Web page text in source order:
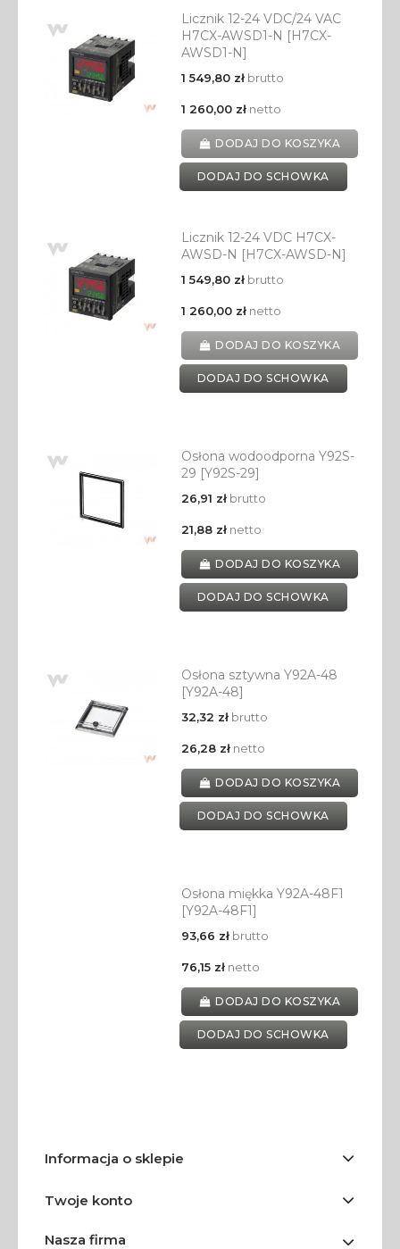
Licznik 12-24 VDC/24 VAC
H7CX-AWSD1-N [H7CX-
AWSD1-N]
1 549,80 złbrutto
1 260,00 złnetto
DODAJ DO KOSZYKA
DODAJ DO SCHOWKA
Licznik 12-24 VDC H7CX-
AWSD-N [H7CX-AWSD-N]
1 549,80 złbrutto
1 260,00 złnetto
DODAJ DO KOSZYKA
DODAJ DO SCHOWKA
Osłona wodoodporna Y92S-
29 [Y92S-29]
26,91 złbrutto
21,88 złnetto
DODAJ DO KOSZYKA
DODAJ DO SCHOWKA
Osłona sztywna Y92A-48
[Y92A-48]
32,32 złbrutto
26,28 złnetto
DODAJ DO KOSZYKA
DODAJ DO SCHOWKA
Osłona miękka Y92A-48F1
[Y92A-48F1]
93,66 złbrutto
76,15 złnetto
DODAJ DO KOSZYKA
DODAJ DO SCHOWKA
Informacja o sklepie
Twoje konto
Nasza firma